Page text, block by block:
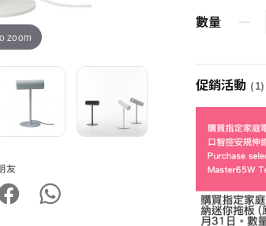
zoom
友
數量
促銷活動 (1)